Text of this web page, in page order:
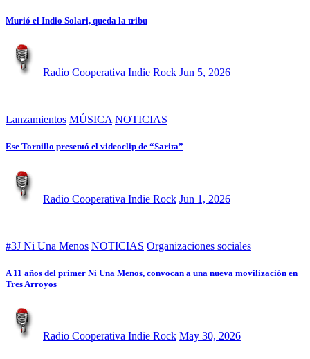
Murió el Indio Solari, queda la tribu
Radio Cooperativa Indie Rock Jun 5, 2026
Lanzamientos MÚSICA NOTICIAS
Ese Tornillo presentó el videoclip de “Sarita”
Radio Cooperativa Indie Rock Jun 1, 2026
#3J Ni Una Menos NOTICIAS Organizaciones sociales
A 11 años del primer Ni Una Menos, convocan a una nueva movilización en
Tres Arroyos
Radio Cooperativa Indie Rock May 30, 2026